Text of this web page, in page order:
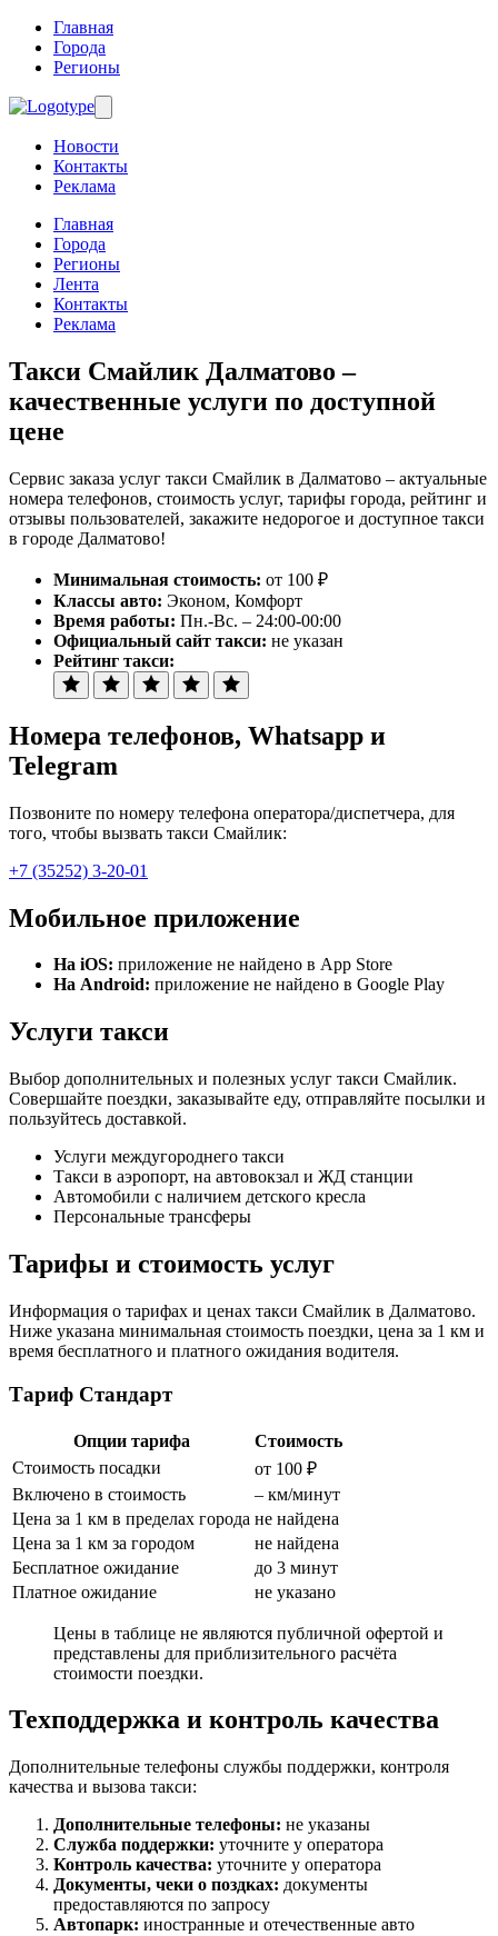
Главная
Города
Регионы
Новости
Контакты
Реклама
Главная
Города
Регионы
Лента
Контакты
Реклама
Такси Смайлик Далматово –
качественные услуги по доступной
цене
Сервис заказа услуг такси Смайлик в Далматово – актуальные
номера телефонов, стоимость услуг, тарифы города, рейтинг и
отзывы пользователей, закажите недорогое и доступное такси
в городе Далматово!
Минимальная стоимость: от 100 ₽
Классы авто: Эконом, Комфорт
Время работы: Пн.-Вс. – 24:00-00:00
Официальный сайт такси: не указан
Рейтинг такси:
Номера телефонов, Whatsapp и
Telegram
Позвоните по номеру телефона оператора/диспетчера, для
того, чтобы вызвать такси Смайлик:
+7 (35252) 3-20-01
Мобильное приложение
На iOS: приложение не найдено в App Store
На Android: приложение не найдено в Google Play
Услуги такси
Выбор дополнительных и полезных услуг такси Смайлик.
Совершайте поездки, заказывайте еду, отправляйте посылки и
пользуйтесь доставкой.
Услуги междугороднего такси
Такси в аэропорт, на автовокзал и ЖД станции
Автомобили с наличием детского кресла
Персональные трансферы
Тарифы и стоимость услуг
Информация о тарифах и ценах такси Смайлик в Далматово.
Ниже указана минимальная стоимость поездки, цена за 1 км и
время бесплатного и платного ожидания водителя.
Тариф Стандарт
Опции тарифа
Стоимость
Стоимость посадки
от 100 ₽
Включено в стоимость
– км/минут
Цена за 1 км в пределах города не найдена
Цена за 1 км за городом
не найдена
Бесплатное ожидание
до 3 минут
Платное ожидание
не указано
Цены в таблице не являются публичной офертой и
представлены для приблизительного расчёта
стоимости поездки.
Техподдержка и контроль качества
Дополнительные телефоны службы поддержки, контроля
качества и вызова такси:
Дополнительные телефоны: не указаны
Служба поддержки: уточните у оператора
Контроль качества: уточните у оператора
Документы, чеки о поздках: документы
предоставляются по запросу
Автопарк: иностранные и отечественные авто